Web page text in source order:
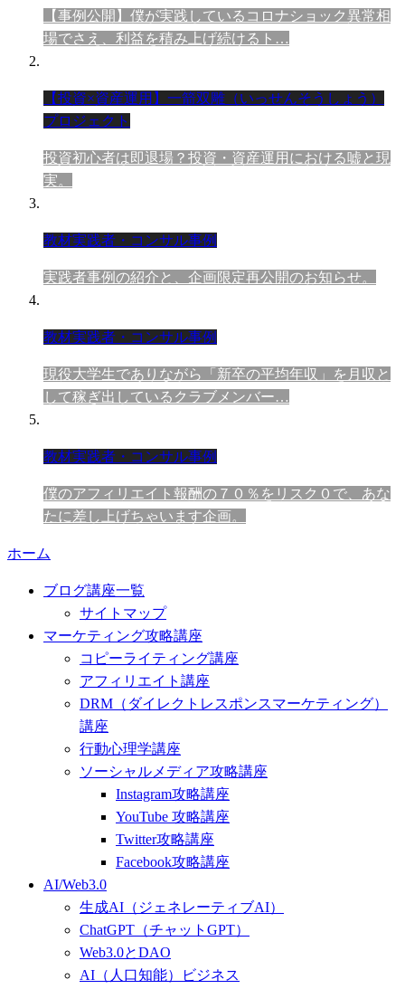
【事例公開】僕が実践しているコロナショック異常相
場でさえ、利益を積み上げ続けるト…
【投資×資産運用】一箭双雕（いっせんそうしょう）
プロジェクト
投資初心者は即退場？投資・資産運用における嘘と現
実。
教材実践者・コンサル事例
実践者事例の紹介と、企画限定再公開のお知らせ。
教材実践者・コンサル事例
現役大学生でありながら「新卒の平均年収」を月収と
して稼ぎ出しているクラブメンバー…
教材実践者・コンサル事例
僕のアフィリエイト報酬の７０％をリスク０で、あな
たに差し上げちゃいます企画。
ホーム
ブログ講座一覧
サイトマップ
マーケティング攻略講座
コピーライティング講座
アフィリエイト講座
DRM（ダイレクトレスポンスマーケティング）
講座
行動心理学講座
ソーシャルメディア攻略講座
Instagram攻略講座
YouTube 攻略講座
Twitter攻略講座
Facebook攻略講座
AI/Web3.0
生成AI（ジェネレーティブAI）
ChatGPT（チャットGPT）
Web3.0とDAO
AI（人口知能）ビジネス